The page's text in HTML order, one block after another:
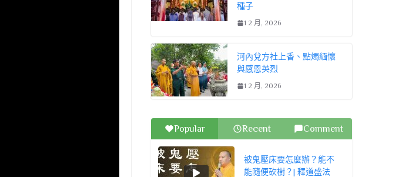
種子
1 2 月, 2026
河內兌方社上香、點燭緬懷
與感恩英烈
1 2 月, 2026
Popular Recent Comment
被鬼壓床要怎麼辦？能不
能隨便砍樹？| 釋道盛法